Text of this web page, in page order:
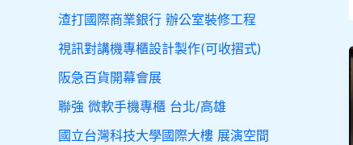
渣打國際商業銀行 辦公室裝修工程
視訊對講機專櫃設計製作(可收摺式)
阪急百貨開幕會展
聯強 微軟手機專櫃 台北/高雄
國立台灣科技大學國際大樓 展演空間